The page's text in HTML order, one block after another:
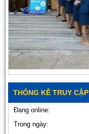
THỐNG KÊ TRUY CẬP
Đang online:
Trong ngày: